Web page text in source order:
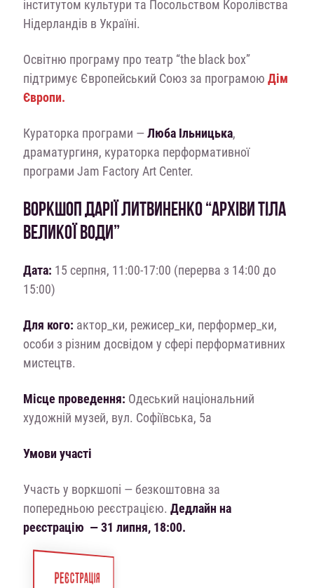
інститутом культури та Посольством Королівства
Нідерландів в Україні.
Освітню програму про театр “the black box”
підтримує Європейський Союз за програмою Дім
Європи.
Кураторка програми —Люба Ільницька,
драматургиня, кураторка перформативної
програми Jam Factory Art Center.
ВОРКШОП ДАРІЇ ЛИТВИНЕНКО “АРХІВИ ТІЛА
ВЕЛИКОЇ ВОДИ”
Дата: 15 серпня, 11:00-17:00 (перерва з 14:00 до
15:00)
Для кого: актор_ки, режисер_ки, перформер_ки,
особи з різним досвідом у сфері перформативних
мистецтв.
Місце проведення: Одеський національний
художній музей, вул. Софіївська, 5а
Умови участі
Участь у воркшопі — безкоштовна за
попередньою реєстрацією. Дедлайн на
реєстрацію — 31 липня, 18:00.
РЕЄСТРАЦІЯ